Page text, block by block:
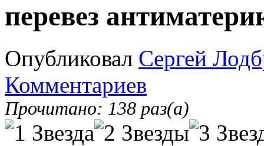
перевез
Опубликовал Сергей
Комментариев
Прочитано: 138 раз(а)